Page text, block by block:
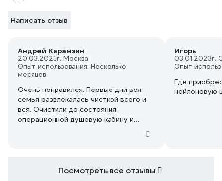
Написать отзыв
Андрей Карамзин
20.03.2023г. Москва
Опыт использования: Несколько
месяцев
Очень понравился. Первые дни вся
семья развлекалась чисткой всего и
вся. Очистили до состояния
операционной душевую кабину и
засияла чистотой. Но особо восхитила
несколько штук) стали просто очень-
Игорь
03.01.2023г.
Опыт
Где
нейлоновую
Посмотреть все отзывы